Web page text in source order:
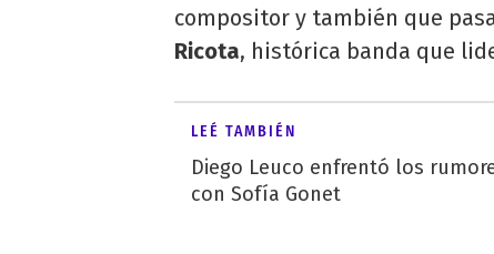
compositor y también que
Ricota, histórica banda que
LEÉ TAMBIÉN
Diego Leuco enfrentó los
con Sofía Gonet